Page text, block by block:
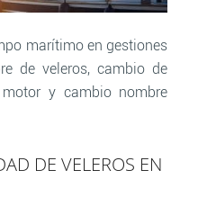
marítimo en gestiones
de veleros, cambio de
y cambio nombre
DE VELEROS EN